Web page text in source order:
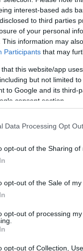
interest-based ads
to third parties
of your personal
This information may
Participants that may
that this website/app
but not limited
to Google and its third-
consent section.
Data Processing Opt
opt-out of the Sharing of
opt-out of the Sale of my
opt-out of processing
opt-out of Collection,
ο κ. Τραμπ είπε
θα κάνουμε»,
έκανε λόγο
θα
της
υπουργός
Ιερουσαλήμ.
πλήγμα, όπως
πως οι
«με μεγάλη